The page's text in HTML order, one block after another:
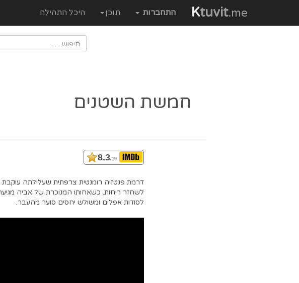
Ktuvit.me התחברות תוכן היכל התהילה
חמשת השטנים
8.3/10
לשחזר ריחות. כשאחותו המנוכרת של אביה מגיעה
לסודות אפלים ומשולש יחסים סוער מהעבר.